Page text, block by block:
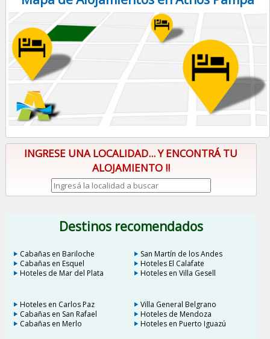
INGRESE UNA LOCALIDAD... Y ENCONTRÁ TU
ALOJAMIENTO !!
Destinos recomendados
Cabañas en Bariloche
San Martín de los Andes
Cabañas en Esquel
Hoteles El Calafate
Hoteles de Mar del Plata
Hoteles en Villa Gesell
Hoteles en Carlos Paz
Villa General Belgrano
Cabañas en San Rafael
Hoteles de Mendoza
Cabañas en Merlo
Hoteles en Puerto Iguazú